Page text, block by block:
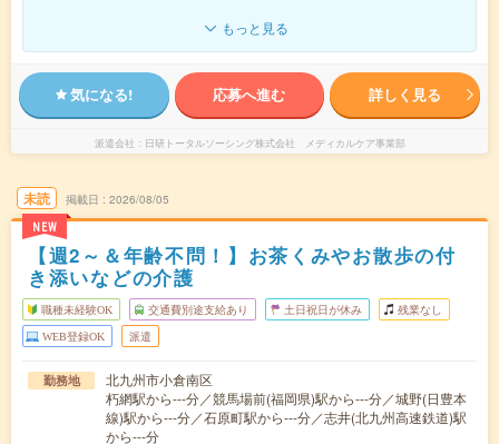
もっと見る
気になる! 応募へ進む 詳しく見る
派遣会社 日研トータルソーシング株式会社 メディカルケア事業部
未読
NEW
掲載日 2026/08/05
【週2～＆年齢不問！】お茶くみやお散歩の付
き添いなどの介護
職種未経験OK 交通費別途支給あり 土日祝日が休み 残業なし
WEB登録OK 派遣
勤務地
北九州市小倉南区
朽網駅から---分／競馬場前(福岡県)駅から---分／城野(日豊本
線)駅から---分／石原町駅から---分／志井(北九州高速鉄道)駅
から---分